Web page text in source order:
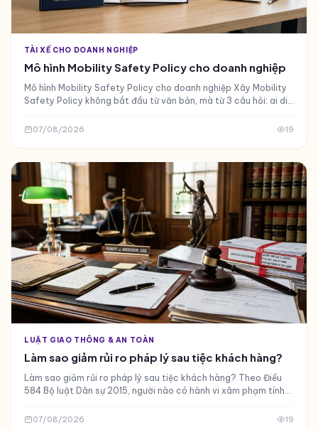
TÀI XẾ CHO DOANH NGHIỆP
Mô hình Mobility Safety Policy cho doanh nghiệp
Mô hình Mobility Safety Policy cho doanh nghiệp Xây Mobility
Safety Policy không bắt đầu từ văn bản, mà từ 3 câu hỏi: ai di
07/08/2026 19
LUẬT GIAO THÔNG & AN TOÀN
Làm sao giảm rủi ro pháp lý sau tiệc khách hàng?
Làm sao giảm rủi ro pháp lý sau tiệc khách hàng? Theo Điều
584 Bộ luật Dân sự 2015, người nào có hành vi xâm phạm tính
07/08/2026 19